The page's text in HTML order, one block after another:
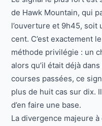
de Hawk Mountain, qui
l’ouverture et 9h45, soit
cent. C’est exactement
méthode privilégie : un
alors qu’il était déjà
courses passées, ce
plus de huit cas sur dix.
d’en faire une base.
La divergence majeure